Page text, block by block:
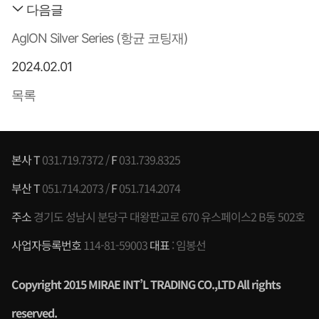
다음글
AglON Silver Series (항균 코팅재)
2024.02.01
목록
본사 T031.719.7372 /F031.739.8325
부산 T051.714.2073 /F051.714.2074
주소경기도 성남시 분당구 대왕판교로 670 유스페이스2 B동 502호
사업자등록번호114-81-59003대표: 임봉선
Copyright 2015 MIRAE INT’L TRADING CO.,LTD All rights
reserved.